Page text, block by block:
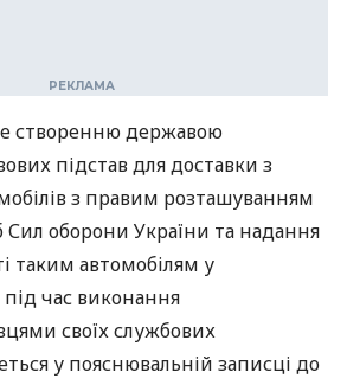
створенню державою
підстав для доставки з
з правим розташуванням
Сил оборони України та надання
таким автомобілям у
час виконання
своїх службових
у пояснювальній записці до